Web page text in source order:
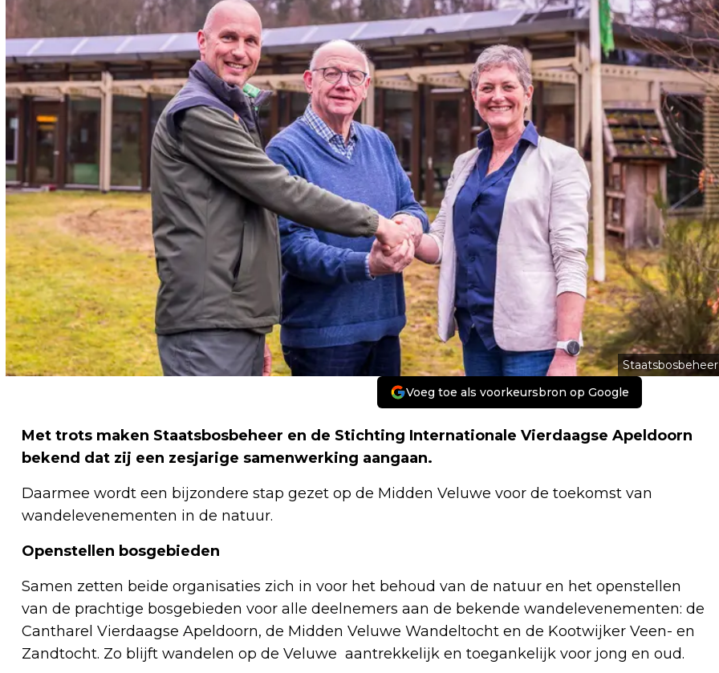
Staatsbosbeheer
Voeg toe als voorkeursbron op Google
Met trots maken Staatsbosbeheer en de Stichting Internationale Vierdaagse Apeldoorn
bekend dat zij een zesjarige samenwerking aangaan.
Daarmee wordt een bijzondere stap gezet op de Midden Veluwe voor de toekomst van
wandelevenementen in de natuur.
Openstellen bosgebieden
Samen zetten beide organisaties zich in voor het behoud van de natuur en het openstellen
van de prachtige bosgebieden voor alle deelnemers aan de bekende wandelevenementen: de
Cantharel Vierdaagse Apeldoorn, de Midden Veluwe Wandeltocht en de Kootwijker Veen- en
Zandtocht. Zo blijft wandelen op de Veluwe aantrekkelijk en toegankelijk voor jong en oud.